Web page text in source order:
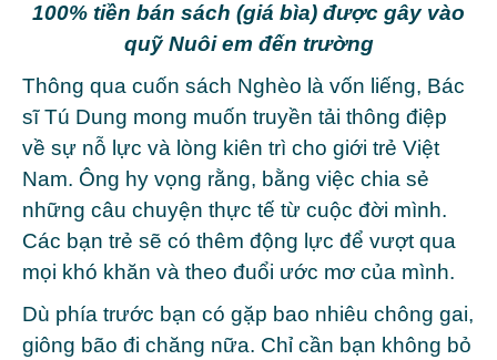
100% tiền bán sách (giá bìa) được gây vào
quỹ Nuôi em đến trường
Thông qua cuốn sách Nghèo là vốn liếng, Bác
sĩ Tú Dung mong muốn truyền tải thông điệp
về sự nỗ lực và lòng kiên trì cho giới trẻ Việt
Nam. Ông hy vọng rằng, bằng việc chia sẻ
những câu chuyện thực tế từ cuộc đời mình.
Các bạn trẻ sẽ có thêm động lực để vượt qua
mọi khó khăn và theo đuổi ước mơ của mình.
Dù phía trước bạn có gặp bao nhiêu chông gai,
giông bão đi chăng nữa. Chỉ cần bạn không bỏ